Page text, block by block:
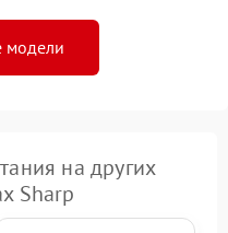
модели
на других
Sharp